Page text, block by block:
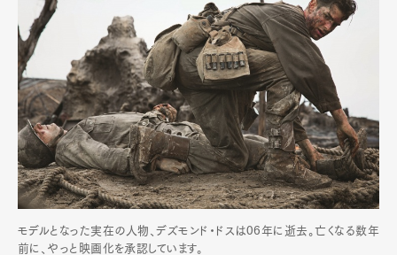
Art&Design WatchFashion
GourmetCars
ProductCultureLifestyle
Pen Membership
Magazine
Official Columnist
About
Contact
モデルとなった実在の人物、デズモンド・ドスは06年に逝去。亡くなる数年
前に、やっと映画化を承認しています。